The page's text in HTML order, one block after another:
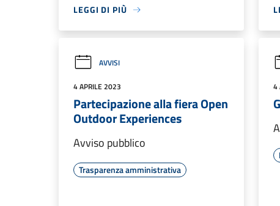
LEGGI DI PIÙ
AVVISI
4 APRILE 2023
Partecipazione alla fiera Open
Outdoor Experiences
Avviso pubblico
Trasparenza amministrativa
4